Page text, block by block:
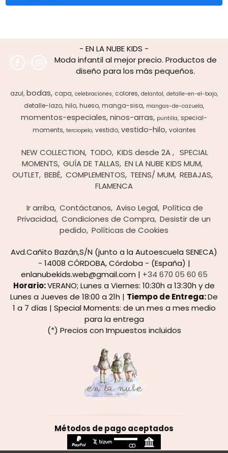
- EN LA NUBE KIDS -
Moda infantil al mejor precio. Productos de
diseño para los más pequeños.
azul bodas capa celebraciones colores delantal detalle-en-el-bajo
detalle-lazo hilo hueso manga-sisa mangas-de-cazuela
momentos-especiales ninos-arras puntilla special-
moments terciopelo vestido vestido-hilo volantes
NEW COLLECTION TODO KIDS desde 2A
SPECIAL
MOMENTS GUÍA DE TALLAS EN LA NUBE KIDS MUM
OUTLET BEBÉ COMPLEMENTOS TEENS/ MUM REBAJAS
FLAMENCA
Ir arriba Contáctanos Aviso Legal Política de
Privacidad Condiciones de Compra Desistir de un
pedido Políticas de Cookies
Avd.Cañito Bazán,S/N (junto a la Autoescuela SENECA)
- 14008 CÓRDOBA, Córdoba - (España) |
enlanubekids.web@gmail.com | +34 670 05 60 65
Horario:VERANO; Lunes a Viernes: 10:30h a 13:30h y de
Lunes a Jueves de 18:00 a 21h | Tiempo de Entrega:De
1 a 7 días | Special Moments: de un mes a mes medio
para la entrega
(*) Precios con Impuestos incluidos
Métodos de pago aceptados